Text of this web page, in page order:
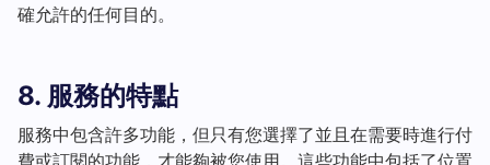
確允許的任何目的。
8. 服務的特點
服務中包含許多功能，但只有您選擇了並且在需要時進行付
費或訂閱的功能，才能夠被您使用。這些功能中包括了位置